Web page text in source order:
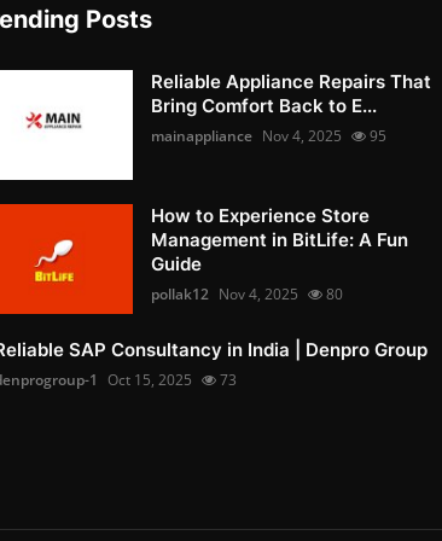
Posts
Reliable Appliance Repairs That
Bring Comfort Back to E...
mainappliance Nov 4, 2025 95
How to Experience Store
Management in BitLife: A Fun
Guide
pollak12 Nov 4, 2025 80
SAP Consultancy in India | Denpro Group
1 Oct 15, 2025 73